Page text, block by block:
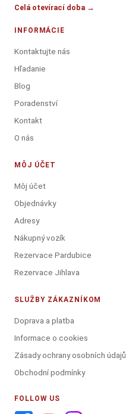
Celá otevírací doba →
INFORMÁCIE
Kontaktujte nás
Hľadanie
Blog
Poradenství
Kontakt
O nás
MÔJ ÚČET
Môj účet
Objednávky
Adresy
Nákupný vozík
Rezervace Pardubice
Rezervace Jihlava
SLUŽBY ZÁKAZNÍKOM
Doprava a platba
Informace o cookies
Zásady ochrany osobních údajů
Obchodní podmínky
FOLLOW US